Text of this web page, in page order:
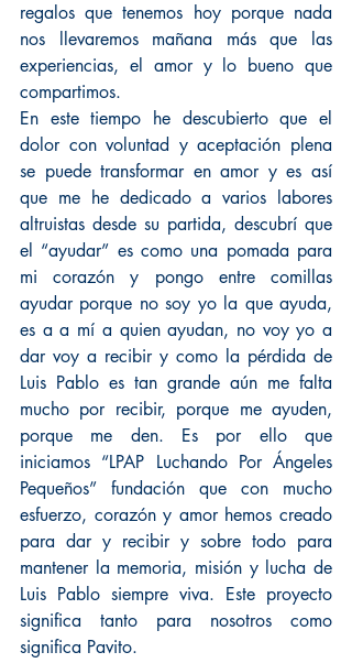
regalos que tenemos hoy porque nada
nos llevaremos mañana más que las
experiencias, el amor y lo bueno que
compartimos.
En este tiempo he descubierto que el
dolor con voluntad y aceptación plena
se puede transformar en amor y es así
que me he dedicado a varios labores
altruistas desde su partida, descubrí que
el “ayudar” es como una pomada para
mi corazón y pongo entre comillas
ayudar porque no soy yo la que ayuda,
es a a mí a quien ayudan, no voy yo a
dar voy a recibir y como la pérdida de
Luis Pablo es tan grande aún me falta
mucho por recibir, porque me ayuden,
porque me den. Es por ello que
iniciamos “LPAP Luchando Por Ángeles
Pequeños” fundación que con mucho
esfuerzo, corazón y amor hemos creado
para dar y recibir y sobre todo para
mantener la memoria, misión y lucha de
Luis Pablo siempre viva. Este proyecto
significa tanto para nosotros como
significa Pavito.